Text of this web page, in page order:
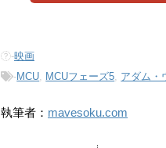
-映画
-MCU MCUフェーズ5 アダム・
執筆者： mavesoku.com